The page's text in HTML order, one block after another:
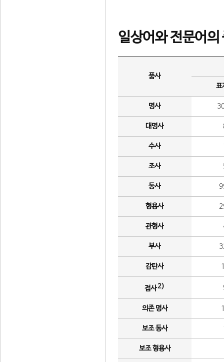
일상어와 전문어의
품사
표
명사
대명사
수사
조사
동사
형용사
관형사
부사
감탄사
접사2)
의존 명사
보조 동사
보조 형용사